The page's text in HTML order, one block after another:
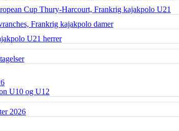
Cup Thury-Harcourt, Frankrig kajakpolo U21
Frankrig kajakpolo damer
U21 herrer
U10 og U12
2026